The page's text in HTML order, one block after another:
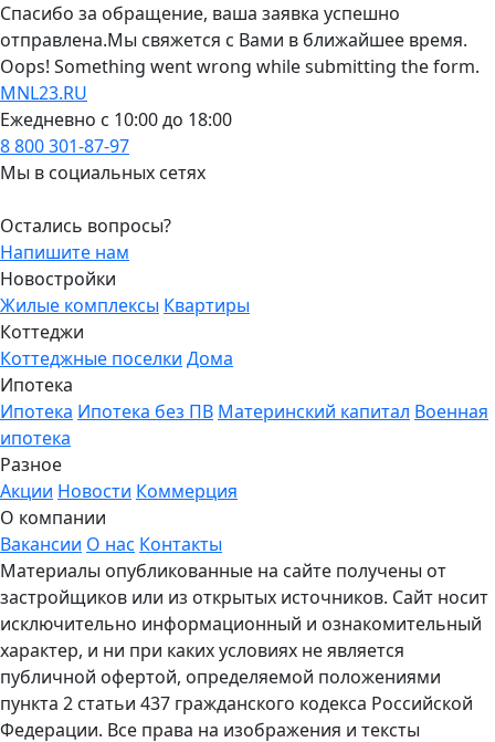
Спасибо за обращение, ваша заявка успешно
отправлена.Мы свяжется с Вами в ближайшее время.
Oops! Something went wrong while submitting the form.
MNL23.RU
Ежедневно с 10:00 до 18:00
8 800 301-87-97
Мы в социальных сетях
Остались вопросы?
Напишите нам
Новостройки
Жилые комплексы Квартиры
Коттеджи
Коттеджные поселки Дома
Ипотека
Ипотека Ипотека без ПВ Материнский капитал Военная
ипотека
Разное
Акции Новости Коммерция
О компании
Вакансии О нас Контакты
Материалы опубликованные на сайте получены от
застройщиков или из открытых источников. Сайт носит
исключительно информационный и ознакомительный
характер, и ни при каких условиях не является
публичной офертой, определяемой положениями
пункта 2 статьи 437 гражданского кодекса Российской
Федерации. Все права на изображения и тексты